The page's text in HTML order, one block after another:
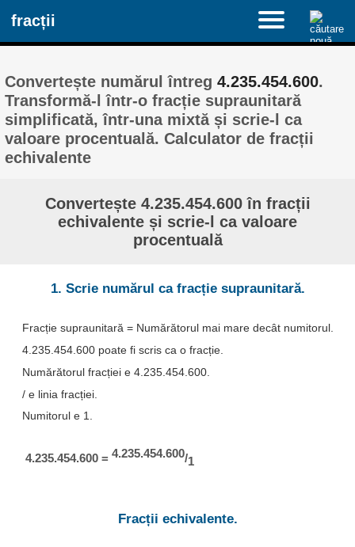
fracții
Convertește numărul întreg4.235.454.600.
Transformă-l într-o fracție supraunitară
simplificată, într-una mixtă și scrie-l ca
valoare procentuală. Calculator de fracții
echivalente
Convertește 4.235.454.600 în fracții
echivalente și scrie-l ca valoare
procentuală
1. Scrie numărul ca fracție supraunitară.
Fracție supraunitară = Numărătorul mai mare decât numitorul.
4.235.454.600 poate fi scris ca o fracție.
Numărătorul fracției e 4.235.454.600.
/ e linia fracției.
Numitorul e 1.
4.235.454.600 =4.235.454.600/1
Fracții echivalente.